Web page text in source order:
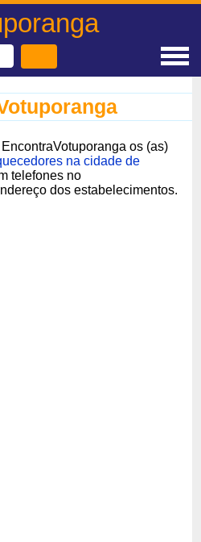
os (as)
na cidade de
telefones no
dos estabelecimentos.